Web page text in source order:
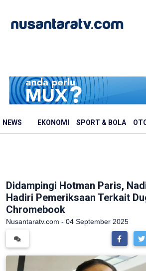
NEWS EKONOMI SPORT & BOLA
Didampingi Hotman Paris,
Hadiri Pemeriksaan Terkait
Chromebook
Nusantaratv.com - 04 September 2025